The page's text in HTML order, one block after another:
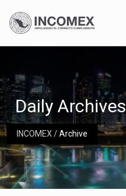
INCOMEX/Archive
Daily Archives